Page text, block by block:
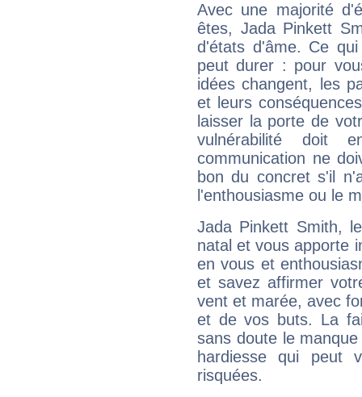
Avec une majorité
êtes, Jada Pinkett
d'états d'âme. Ce
peut durer : pour
idées changent, les
et leurs
laisser la porte de
vulnérabilité doit
communication ne
bon du concret s'il
l'enthousiasme ou le
Jada Pinkett Smith,
natal et vous apporte
en vous et
et savez affirmer
vent et marée, avec
et de vos buts. La
sans doute le
hardiesse qui peut
risquées.